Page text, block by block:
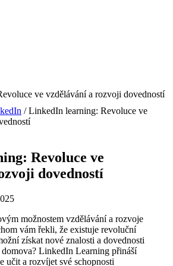
/ LinkedIn learning: Revoluce ve
Revoluce ve
dovedností
možnostem vzdělávání a rozvoje
vám řekli, že existuje revoluční
získat nové znalosti a dovednosti
LinkedIn Learning přináší
učit a rozvíjet své schopnosti